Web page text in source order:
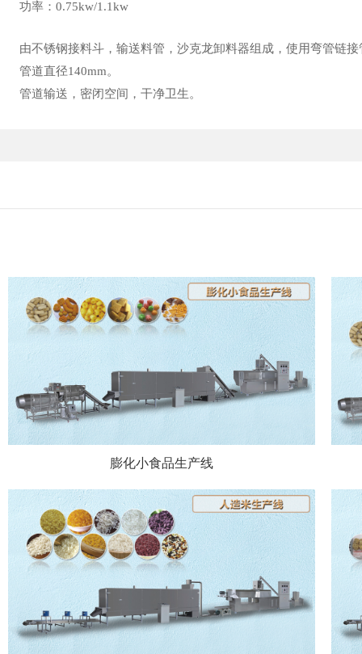
功率：0.75kw/1.1kw
由不锈钢接料斗，输送料管，沙克龙卸料器组成，使用弯管链接
管道直径140mm。
管道输送，密闭空间，干净卫生。
膨化小食品生产线